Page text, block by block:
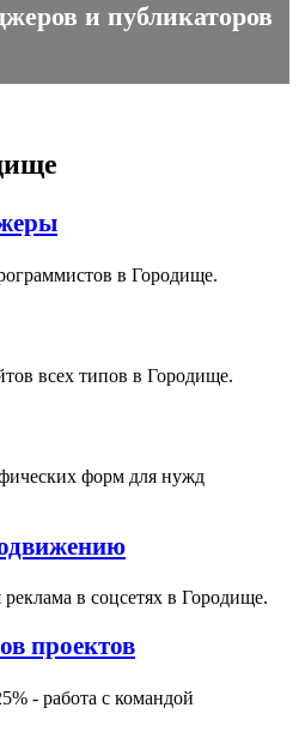
и публикаторов
в Городище.
всех типов в Городище.
форм для нужд
в соцсетях в Городище.
проектов
- работа с командой